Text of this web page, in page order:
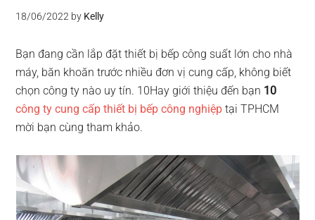
18/06/2022 by Kelly
Bạn đang cần lắp đặt thiết bị bếp công suất lớn cho nhà
máy, băn khoăn trước nhiều đơn vị cung cấp, không biết
chọn công ty nào uy tín. 10Hay giới thiệu đến bạn 10
công ty cung cấp thiết bị bếp công nghiệp tại TPHCM
mời bạn cùng tham khảo.